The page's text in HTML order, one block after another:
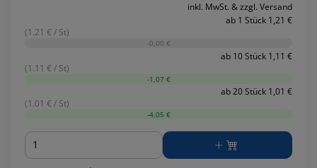
inkl. MwSt. & zzgl. Versand
ab 1 Stück 1,21 €
(1.21 € / St)
-0,00 €
ab 10 Stück 1,11 €
(1.11 € / St)
-1,07 €
ab 20 Stück 1,01 €
(1.01 € / St)
-4,05 €
Menge